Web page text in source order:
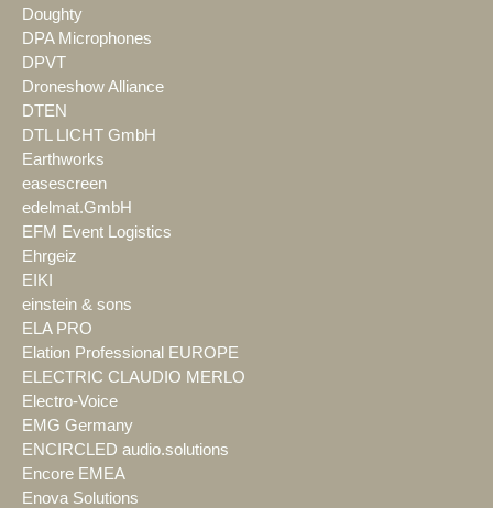
Doughty
DPA Microphones
DPVT
Droneshow Alliance
DTEN
DTL LICHT GmbH
Earthworks
easescreen
edelmat.GmbH
EFM Event Logistics
Ehrgeiz
EIKI
einstein & sons
ELA PRO
Elation Professional EUROPE
ELECTRIC CLAUDIO MERLO
Electro-Voice
EMG Germany
ENCIRCLED audio.solutions
Encore EMEA
Enova Solutions